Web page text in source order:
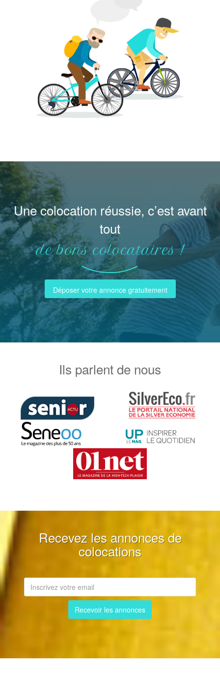
Une colocation réussie, c’est avant
tout
de bons colocataires !
Déposer votre annonce gratuitement
Ils parlent de nous
Recevez les annonces de
colocations
Recevoir les annonces